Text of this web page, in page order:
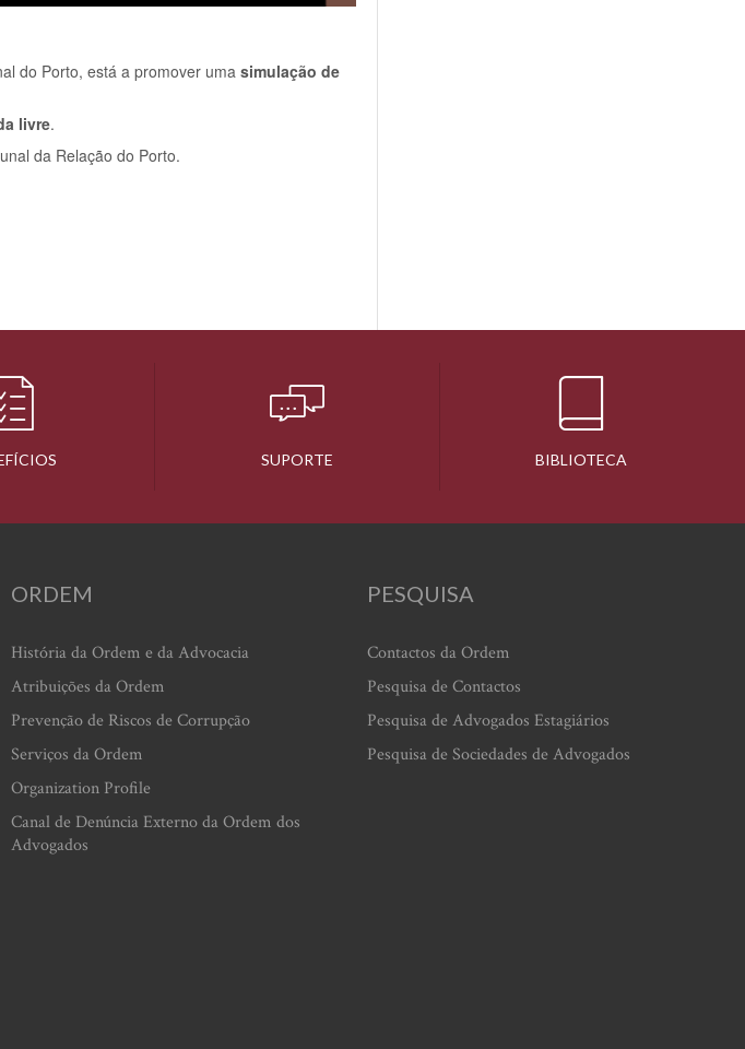
do Porto, está a promover uma simulação de
livre.
da Relação do Porto.
SUPORTE BIBLIOTECA
ORDEM
História da Ordem e da Advocacia
Atribuições da Ordem
Prevenção de Riscos de Corrupção
Serviços da Ordem
Organization Profile
Canal de Denúncia Externo da Ordem dos
Advogados
PESQUISA
Contactos da Ordem
Pesquisa de Contactos
Pesquisa de Advogados Estagiários
Pesquisa de Sociedades de Advogados